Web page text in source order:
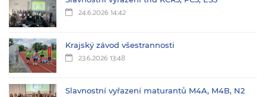
24.6.2026 14:42
Krajský závod všestrannosti
23.6.2026 13:48
Slavnostní vyřazení maturantů M4A, M4B, N2